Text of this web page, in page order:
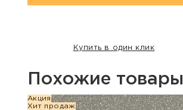
Купить в один клик
Похожие товары
Акция
Хит продаж